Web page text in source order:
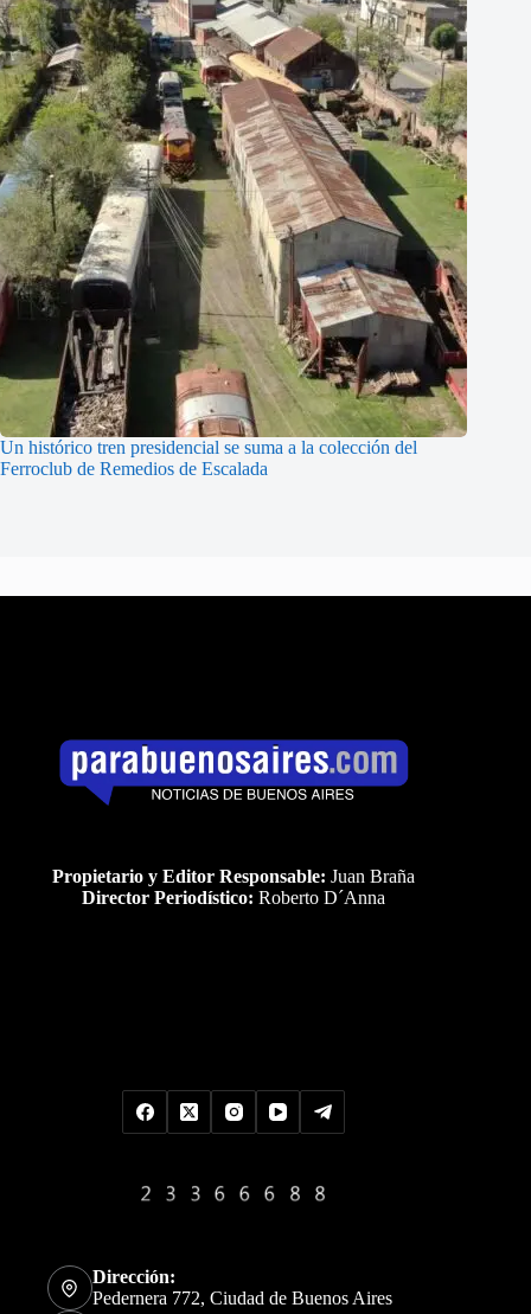
Un histórico tren presidencial se suma a la colección del
Ferroclub de Remedios de Escalada
Propietario y Editor Responsable: Juan Braña
Director Periodístico: Roberto D´Anna
Dirección:
Pedernera 772, Ciudad de Buenos Aires